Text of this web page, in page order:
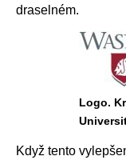
draselném.
Logo.
Když tento